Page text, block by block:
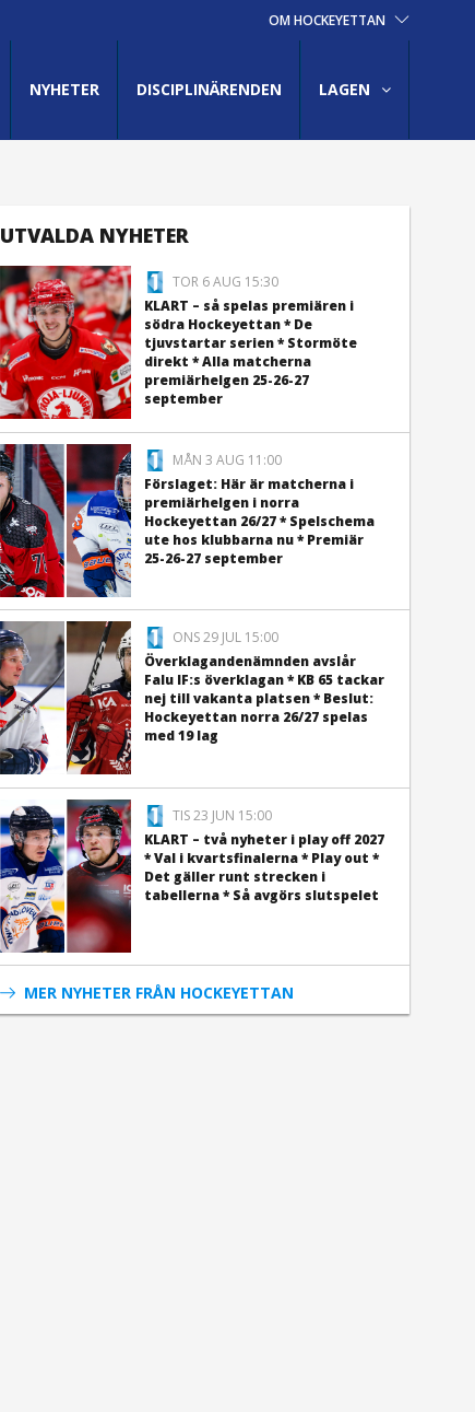
OM HOCKEYETTAN
NYHETER DISCIPLINÄRENDEN LAGEN
UTVALDA NYHETER
TOR 6 AUG 15:30
KLART – så spelas premiären i
södra Hockeyettan * De
tjuvstartar serien * Stormöte
direkt * Alla matcherna
premiärhelgen 25-26-27
september
MÅN 3 AUG 11:00
Förslaget: Här är matcherna i
premiärhelgen i norra
Hockeyettan 26/27 * Spelschema
ute hos klubbarna nu * Premiär
25-26-27 september
ONS 29 JUL 15:00
Överklagandenämnden avslår
Falu IF:s överklagan * KB 65 tackar
nej till vakanta platsen * Beslut:
Hockeyettan norra 26/27 spelas
med 19 lag
TIS 23 JUN 15:00
KLART – två nyheter i play off 2027
* Val i kvartsfinalerna * Play out *
Det gäller runt strecken i
tabellerna * Så avgörs slutspelet
MER NYHETER FRÅN HOCKEYETTAN